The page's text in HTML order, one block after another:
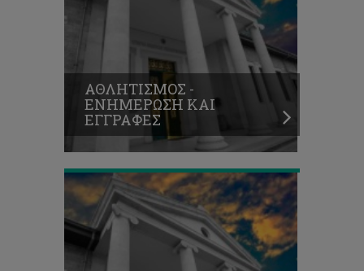
ΑΘΛΗΤΙΣΜΟΣ -
ΕΝΗΜΕΡΩΣΗ ΚΑΙ
ΕΓΓΡΑΦΕΣ
CIRCUIT
TRAINING-
AEROBIC
MARATHON
&
KARAOKE
NIGHT
7th
Amiantos